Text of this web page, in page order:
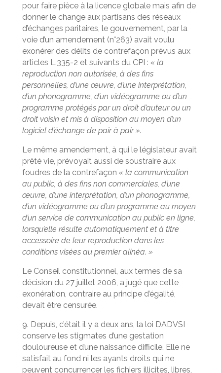
pour faire pièce à la licence globale mais afin de
donner le change aux partisans des réseaux
d’échanges paritaires, le gouvernement, par la
voie d’un amendement (n°263) avait voulu
exonérer des délits de contrefaçon prévus aux
articles L.335-2 et suivants du CPI : « la
reproduction non autorisée, à des fins
personnelles, d’une œuvre, d’une interprétation,
d’un phonogramme, d’un vidéogramme ou d’un
programme protégés par un droit d’auteur ou un
droit voisin et mis à disposition au moyen d’un
logiciel d’échange de pair à pair ».
Le même amendement, à qui le législateur avait
prêté vie, prévoyait aussi de soustraire aux
foudres de la contrefaçon « la communication
au public, à des fins non commerciales, d’une
œuvre, d’une interprétation, d’un phonogramme,
d’un vidéogramme ou d’un programme au moyen
d’un service de communication au public en ligne,
lorsqu’elle résulte automatiquement et à titre
accessoire de leur reproduction dans les
conditions visées au premier alinéa. »
Le Conseil constitutionnel, aux termes de sa
décision du 27 juillet 2006, a jugé que cette
exonération, contraire au principe d’égalité,
devait être censurée.
9. Depuis, c’était il y a deux ans, la loi DADVSI
conserve les stigmates d’une gestation
douloureuse et d’une naissance difficile. Elle ne
satisfait au fond ni les ayants droits qui ne
peuvent concurrencer les fichiers illicites, libres,